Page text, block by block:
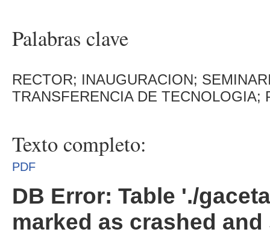
Palabras clave
RECTOR; INAUGURACION;
TRANSFERENCIA DE TECNOLOGIA;
Texto completo:
PDF
DB Error: Table './
marked as crashed